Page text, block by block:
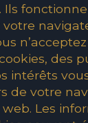
Ils
des
intérêts
de votre
web. Les